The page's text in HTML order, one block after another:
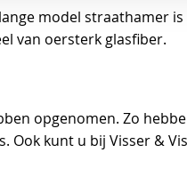
model straathamer
van oersterk glasfiber.
opgenomen. Zo
Ook kunt u bij Visser &